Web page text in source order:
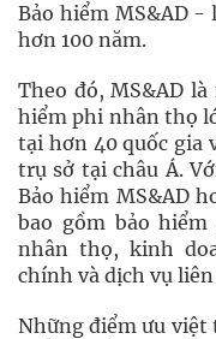
Bảo hiểm MS&AD -
hơn 100 năm.
Theo đó, MS&AD
hiểm phi nhân thọ
tại hơn 40 quốc gia
trụ sở tại châu Á.
Bảo hiểm MS&AD
bao gồm bảo
nhân thọ, kinh
chính và dịch vụ
Những điểm ưu việt